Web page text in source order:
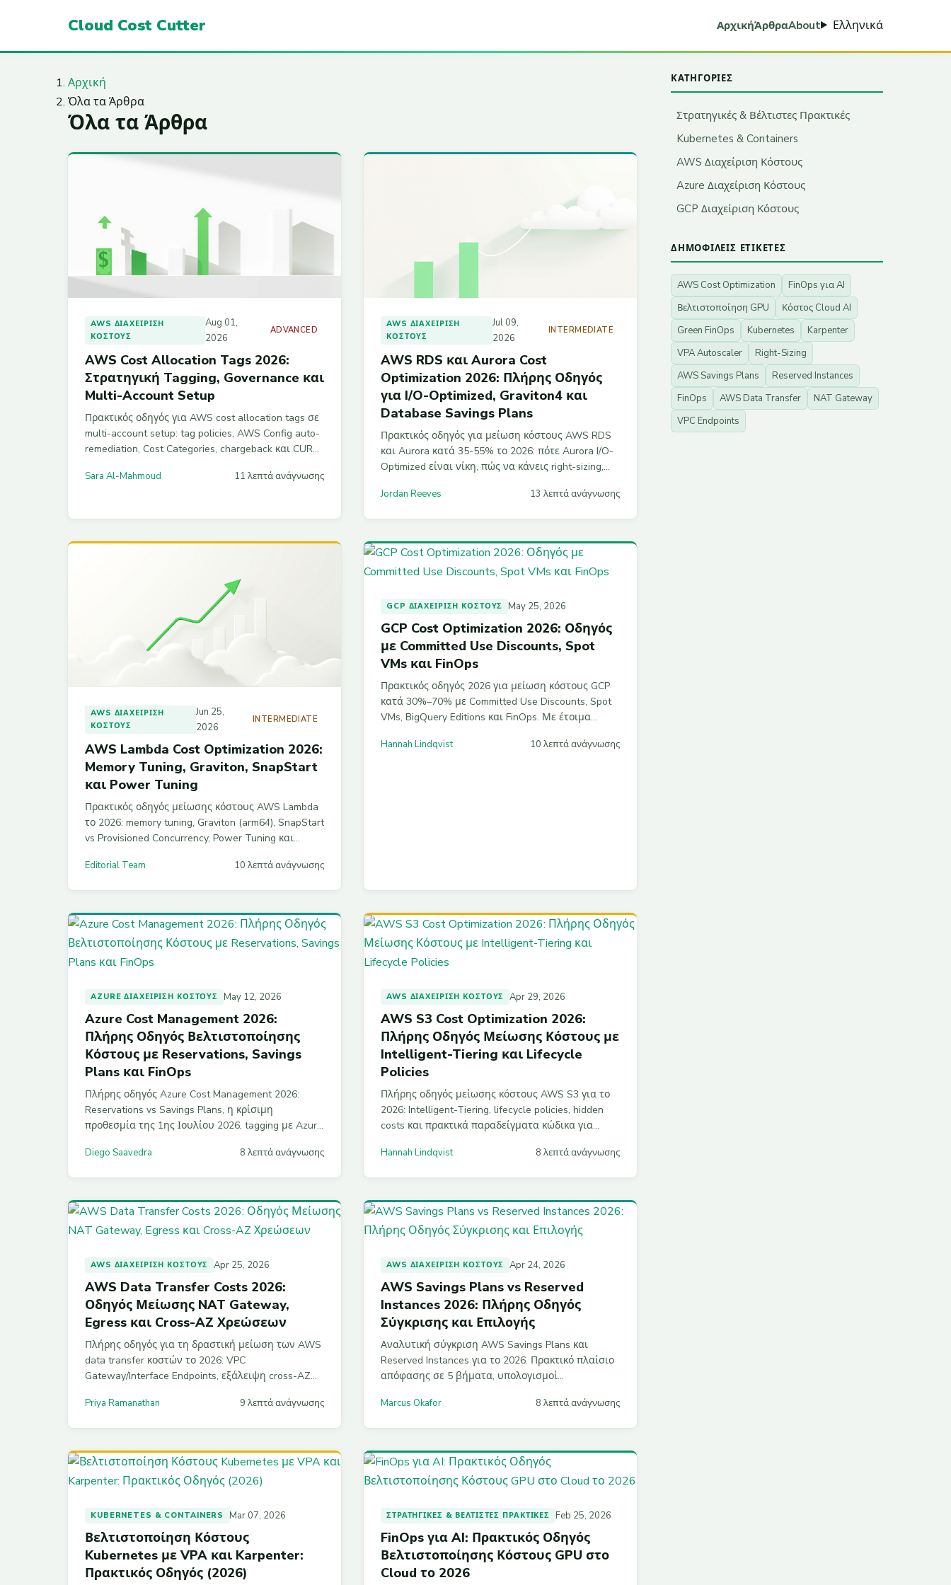
Cloud Cost Cutter ΑρχικήΆρθραAbout Ελληνικά
Αρχική
Όλα τα Άρθρα
Όλα τα Άρθρα
AWS ΔΙΑΧΕΊΡΙΣΗ
ΚΌΣΤΟΥΣ
Aug 01,
2026
ADVANCED
AWS Cost Allocation Tags 2026:
Στρατηγική Tagging, Governance και
Multi-Account Setup
Πρακτικός οδηγός για AWS cost allocation tags σε
multi-account setup: tag policies, AWS Config auto-
remediation, Cost Categories, chargeback και CUR
Sara Al-Mahmoud 11 λεπτά ανάγνωσης
AWS ΔΙΑΧΕΊΡΙΣΗ
ΚΌΣΤΟΥΣ
Jul 09,
2026
INTERMEDIATE
AWS RDS και Aurora Cost
Optimization 2026: Πλήρης Οδηγός
για I/O-Optimized, Graviton4 και
Database Savings Plans
Πρακτικός οδηγός για μείωση κόστους AWS RDS
και Aurora κατά 35-55% το 2026: πότε Aurora I/O-
Optimized είναι νίκη, πώς να κάνεις right-sizing,
Savings Plans και σωστή διαχείριση snapshots.
Jordan Reeves 13 λεπτά ανάγνωσης
AWS ΔΙΑΧΕΊΡΙΣΗ
ΚΌΣΤΟΥΣ
Jun 25,
2026
INTERMEDIATE
AWS Lambda Cost Optimization 2026:
Memory Tuning, Graviton, SnapStart
και Power Tuning
Πρακτικός οδηγός μείωσης κόστους AWS Lambda
το 2026: memory tuning, Graviton (arm64), SnapStart
vs Provisioned Concurrency, Power Tuning και
Editorial Team 10 λεπτά ανάγνωσης
GCP ΔΙΑΧΕΊΡΙΣΗ ΚΌΣΤΟΥΣ May 25, 2026
GCP Cost Optimization 2026: Οδηγός
με Committed Use Discounts, Spot
VMs και FinOps
Πρακτικός οδηγός 2026 για μείωση κόστους GCP
κατά 30%–70% με Committed Use Discounts, Spot
VMs, BigQuery Editions και FinOps. Με έτοιμα
Storage και βήμα-βήμα setup billing export στο
Hannah Lindqvist 10 λεπτά ανάγνωσης
AZURE ΔΙΑΧΕΊΡΙΣΗ ΚΌΣΤΟΥΣ May 12, 2026
Azure Cost Management 2026:
Πλήρης Οδηγός Βελτιστοποίησης
Κόστους με Reservations, Savings
Plans και FinOps
Πλήρης οδηγός Azure Cost Management 2026:
Reservations vs Savings Plans, η κρίσιμη
προθεσμία της 1ης Ιουλίου 2026, tagging με Azure
σχέδιο δράσης 90 ημερών για 25-40% μείωση
Diego Saavedra 8 λεπτά ανάγνωσης
AWS ΔΙΑΧΕΊΡΙΣΗ ΚΌΣΤΟΥΣ Apr 29, 2026
AWS S3 Cost Optimization 2026:
Πλήρης Οδηγός Μείωσης Κόστους με
Intelligent-Tiering και Lifecycle
Policies
Πλήρης οδηγός μείωσης κόστους AWS S3 για το
2026: Intelligent-Tiering, lifecycle policies, hidden
costs και πρακτικά παραδείγματα κώδικα για
Hannah Lindqvist 8 λεπτά ανάγνωσης
AWS ΔΙΑΧΕΊΡΙΣΗ ΚΌΣΤΟΥΣ Apr 25, 2026
AWS Data Transfer Costs 2026:
Οδηγός Μείωσης NAT Gateway,
Egress και Cross-AZ Χρεώσεων
Πλήρης οδηγός για τη δραστική μείωση των AWS
data transfer κοστών το 2026: VPC
Gateway/Interface Endpoints, εξάλειψη cross-AZ
Gateway. Με πρακτικά παραδείγματα Terraform
Priya Ramanathan 9 λεπτά ανάγνωσης
AWS ΔΙΑΧΕΊΡΙΣΗ ΚΌΣΤΟΥΣ Apr 24, 2026
AWS Savings Plans vs Reserved
Instances 2026: Πλήρης Οδηγός
Σύγκρισης και Επιλογής
Αναλυτική σύγκριση AWS Savings Plans και
Reserved Instances για το 2026. Πρακτικό πλαίσιο
απόφασης σε 5 βήματα, υπολογισμοί
στρατηγικές laddering για εξοικονόμηση έως 72%.
Marcus Okafor 8 λεπτά ανάγνωσης
KUBERNETES & CONTAINERS Mar 07, 2026
Βελτιστοποίηση Κόστους
Kubernetes με VPA και Karpenter:
Πρακτικός Οδηγός (2026)
ΣΤΡΑΤΗΓΙΚΈΣ & ΒΈΛΤΙΣΤΕΣ ΠΡΑΚΤΙΚΈΣ Feb 25, 2026
FinOps για AI: Πρακτικός Οδηγός
Βελτιστοποίησης Κόστους GPU στο
Cloud το 2026
ΚΑΤΗΓΟΡΊΕΣ
Στρατηγικές & Βέλτιστες Πρακτικές
Kubernetes & Containers
AWS Διαχείριση Κόστους
Azure Διαχείριση Κόστους
GCP Διαχείριση Κόστους
ΔΗΜΟΦΙΛΕΊΣ ΕΤΙΚΈΤΕΣ
AWS Cost Optimization
FinOps για AI
Βελτιστοποίηση GPU
Κόστος Cloud AI
Green FinOps
Kubernetes
Karpenter
VPA Autoscaler
Right-Sizing
AWS Savings Plans
Reserved Instances
FinOps
AWS Data Transfer
NAT Gateway
VPC Endpoints